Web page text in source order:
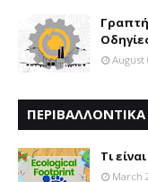
Γραπτή
August
Τι
March